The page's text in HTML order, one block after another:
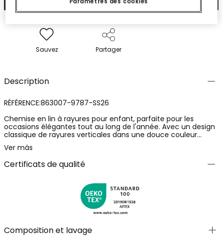
Sauvez Partager
Description
RÉFÉRENCE:863007-9787-SS26
Chemise en lin à rayures pour enfant, parfaite pour les
occasions élégantes tout au long de l'année. Avec un design
classique de rayures verticales dans une douce couleur
beige, elle offre une apparence fraîche et sophistiquée. Elle
présente un col mao et une fermeture boutonnée à l'avant,
idéale pour être associée à des pantalons décontractés ou
formels. Disponible en tailles de 12 mois à 14 ans, ce
assure respirabilité et confort, en faisant un choix idéal pour
tout événement spécial.
Ver más
Certificats de qualité
Composition et lavage